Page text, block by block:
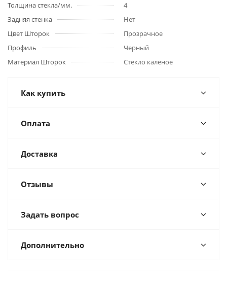
Толщина стекла/мм.
4
Задняя стенка
Нет
Цвет Шторок
Прозрачное
Профиль
Черный
Материал Шторок
Стекло каленое
Как купить
Оплата
Доставка
Отзывы
Задать вопрос
Дополнительно